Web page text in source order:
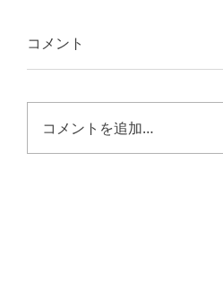
コメント
コメントを追加…